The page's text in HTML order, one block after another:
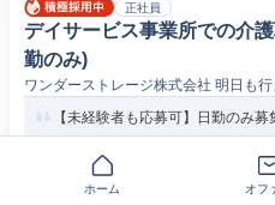
正社員
デイサービス事業所での介
勤のみ)
ワンダーストレージ株式会社 明日も
【未経験者も応募可】日勤のみ募
北海道札幌市西区西町北
ホーム オフ